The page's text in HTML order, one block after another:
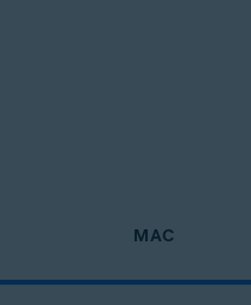
MAC